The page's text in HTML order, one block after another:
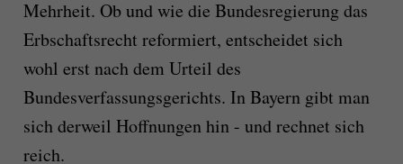
Mehrheit. Ob und wie die Bundesregierung das
Erbschaftsrecht reformiert, entscheidet sich
wohl erst nach dem Urteil des
Bundesverfassungsgerichts. In Bayern gibt man
sich derweil Hoffnungen hin - und rechnet sich
reich.